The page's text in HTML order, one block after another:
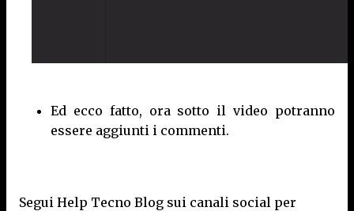
Ed ecco fatto, ora sotto il video potranno
essere aggiunti i commenti.
Segui Help Tecno Blog sui canali social per